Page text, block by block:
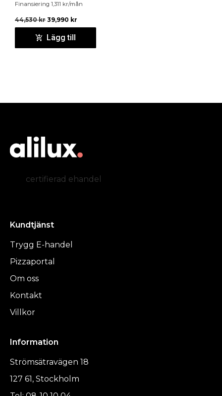
Finansiering 1,311 kr/mån
44,530kr 39,990 kr
Lägg till
certifierad ehandel
Kundtjänst
Trygg E-handel
Pizzaportal
Om oss
Kontakt
Villkor
Information
Strömsätravägen 18
127 61, Stockholm